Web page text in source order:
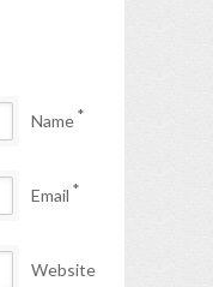
Name*
Email *
Website